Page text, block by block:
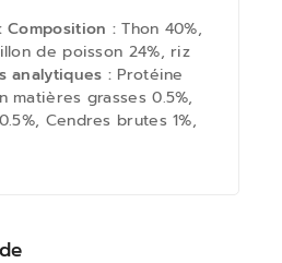
Composition :Thon 40%,
de poisson 24%, riz
analytiques : Protéine
matières grasses 0.5%,
Cendres brutes 1%,